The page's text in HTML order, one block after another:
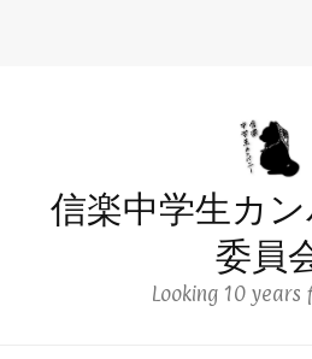
信楽中学生カ
委員
Looking 10 years